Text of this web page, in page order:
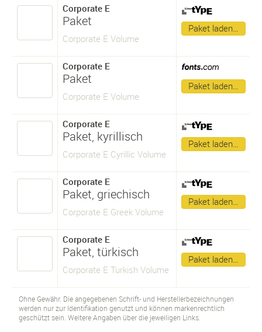
Corporate E
Paket
Corporate E Volume
Paket laden…
Corporate E
Paket
Corporate E Volume
Paket laden…
Corporate E
Paket, kyrillisch
Corporate E Cyrillic Volume
Paket laden…
Corporate E
Paket, griechisch
Corporate E Greek Volume
Paket laden…
Corporate E
Paket, türkisch
Corporate E Turkish Volume
Paket laden…
Ohne Gewähr. Die angegebenen Schrift- und Herstellerbezeichnungen
werden nur zur Identifikation genutzt und können markenrechtlich
geschützt sein. Weitere Angaben über die jeweiligen Links.